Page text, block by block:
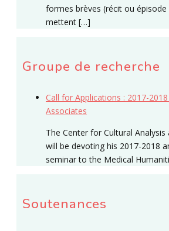
formes brèves (récit ou épisode
mettent […]
Groupe de recherche
Call for Applications : 2017-
Associates
The Center for Cultural
will be devoting his 2017-2018
seminar to the Medical
Soutenances